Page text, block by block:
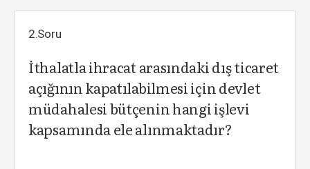
2.Soru
İthalatla ihracat arasındaki dış ticaret
açığının kapatılabilmesi için devlet
müdahalesi bütçenin hangi işlevi
kapsamında ele alınmaktadır?